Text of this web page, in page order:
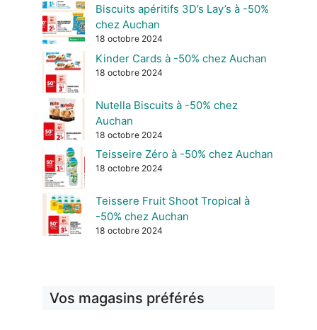
Biscuits apéritifs 3D’s Lay’s à -50%
chez Auchan
18 octobre 2024
Kinder Cards à -50% chez Auchan
18 octobre 2024
Nutella Biscuits à -50% chez
Auchan
18 octobre 2024
Teisseire Zéro à -50% chez Auchan
18 octobre 2024
Teissere Fruit Shoot Tropical à
-50% chez Auchan
18 octobre 2024
Vos magasins préférés